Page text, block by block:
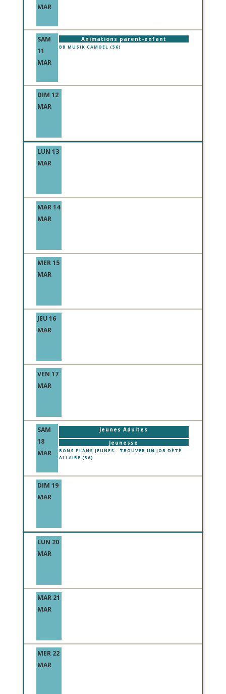
MAR
SAM
11
MAR
Animations parent-enfant
BB MUSIK CAMOEL (56)
DIM 12
MAR
LUN 13
MAR
MAR 14
MAR
MER 15
MAR
JEU 16
MAR
VEN 17
MAR
SAM
18
MAR
Jeunes Adultes
Jeunesse
BONS PLANS JEUNES : TROUVER UN JOB DÉTÉ
ALLAIRE (56)
DIM 19
MAR
LUN 20
MAR
MAR 21
MAR
MER 22
MAR